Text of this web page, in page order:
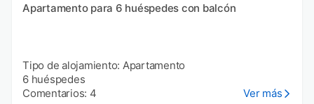
Apartamento para 6 huéspedes con balcón
Tipo de alojamiento: Apartamento
6 huéspedes
Comentarios: 4
Ver más